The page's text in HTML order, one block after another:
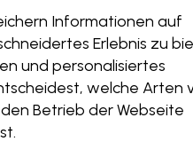
Dächer
contact
Informationen auf
Erlebnis zu
und personalisiertes
welche Arten
Betrieb der Webseite